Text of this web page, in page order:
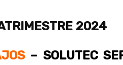
2024
– SOLUTEC